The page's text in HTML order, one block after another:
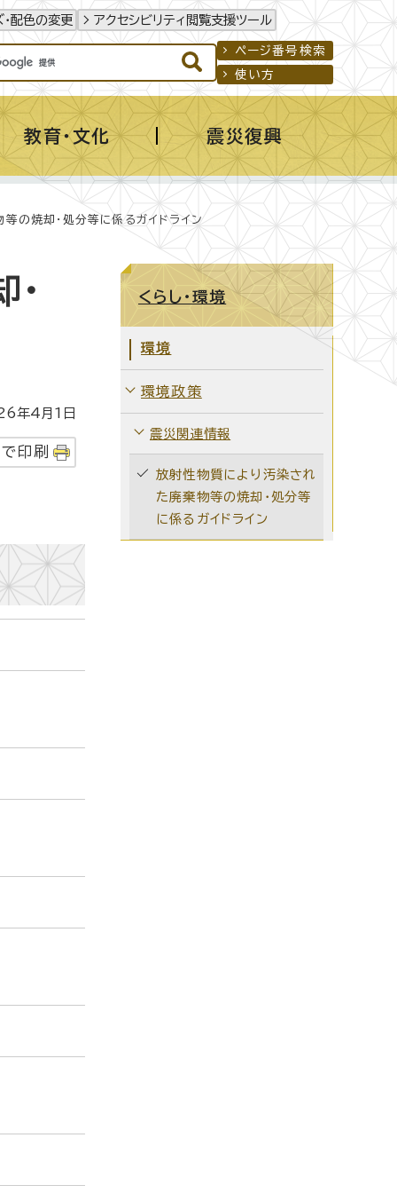
配色の変更 アクセシビリティ閲覧支援ツール
ページ番号検索
使い方
教育・文化 震災復興
の焼却・処分等に係るガイドライン
年4月1日
印刷
くらし・環境
環境
環境政策
震災関連情報
放射性物質により汚染され
た廃棄物等の焼却・処分等
に係るガイドライン